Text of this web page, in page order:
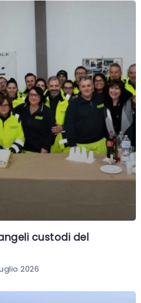
custodi del
2026